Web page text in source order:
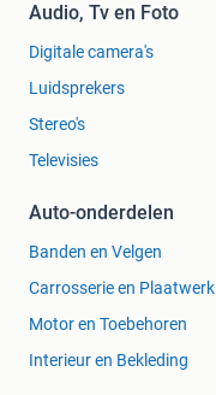
Audio, Tv en Foto
Digitale camera's
Luidsprekers
Stereo's
Televisies
Auto-onderdelen
Banden en Velgen
Carrosserie en Plaatwerk
Motor en Toebehoren
Interieur en Bekleding